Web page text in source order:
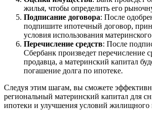
жилья, чтобы определить его
Подписание договора: После
подпишите ипотечный договор,
условия использования
Перечисление средств: После
Сбербанк произведет перечисление
продавца, а материнский капитал
погашение долга по ипотеке.
Следуя этим шагам, вы сможете
региональный материнский капитал для
ипотеки и улучшения условий жилищного